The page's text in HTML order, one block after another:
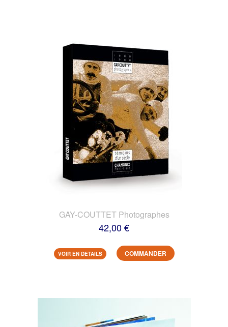
GAY-COUTTET Photographes
42,00 €
VOIR EN DETAILS COMMANDER